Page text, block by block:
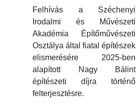
Felhívás a Széchenyi
Irodalmi és Művészeti
Akadémia Építőművészeti
Osztálya által fiatal építészek
elismerésére 2025-ben
alapított Nagy Bálint
építészeti díjra történő
felterjesztésre.